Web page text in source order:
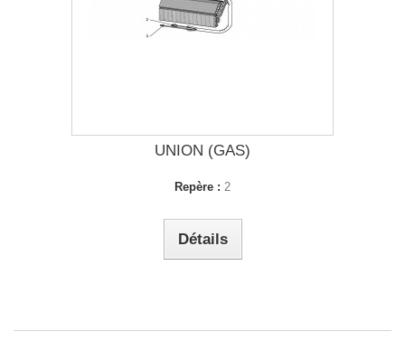
UNION (GAS)
Repère : 2
Détails